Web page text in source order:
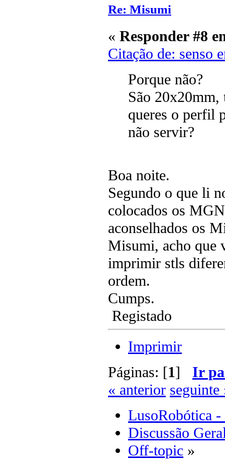
Re: Misumi
« Responder #8
Citação de: senso
Porque não?
São 20x20mm,
queres o perfil
não servir?
Boa noite.
Segundo o que li
colocados os
aconselhados os
Misumi, acho que
imprimir stls
ordem.
Cumps.
Registado
Imprimir
Páginas: [1] Ir
« anterior seguinte
LusoRobótica -
Discussão
Off-topic »